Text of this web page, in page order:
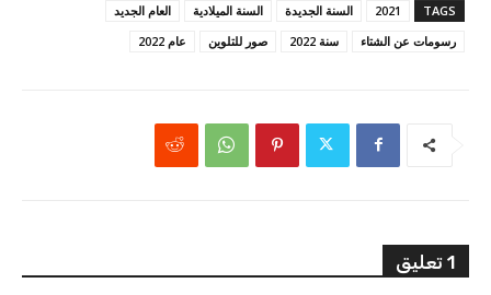
TAGS
2021 السنة الجديدة السنة الميلادية
العام الجديد
رسومات عن الشتاء
سنة 2022 صور للتلوين عام 2022
1 تعليق